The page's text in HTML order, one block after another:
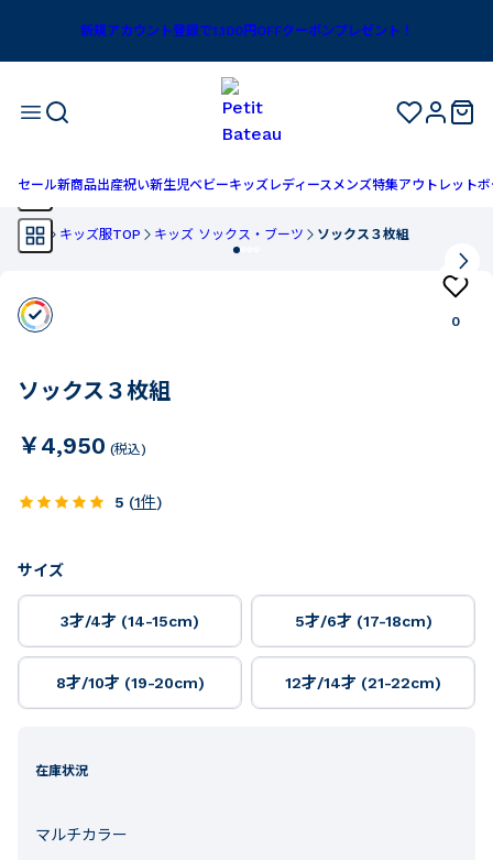
新規アカウント登録で1,100円OFFクーポンプレゼント！
セール新商品出産祝い新生児ベビーキッズ レディースメンズ特集アウトレットボ
TOP キッズ服TOP キッズ ソックス・ブーツ ソックス３枚組
0
ソックス３枚組
￥4,950 (税込)
5 (1件)
サイズ
3才/4才 (14-15cm) 5才/6才 (17-18cm)
8才/10才 (19-20cm) 12才/14才 (21-22cm)
在庫状況
マルチカラー